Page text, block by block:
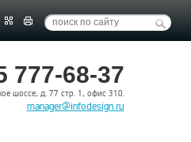
777-68-37
шоссе, д. 77 стр. 1, офис 310.
manager@infodesign.ru